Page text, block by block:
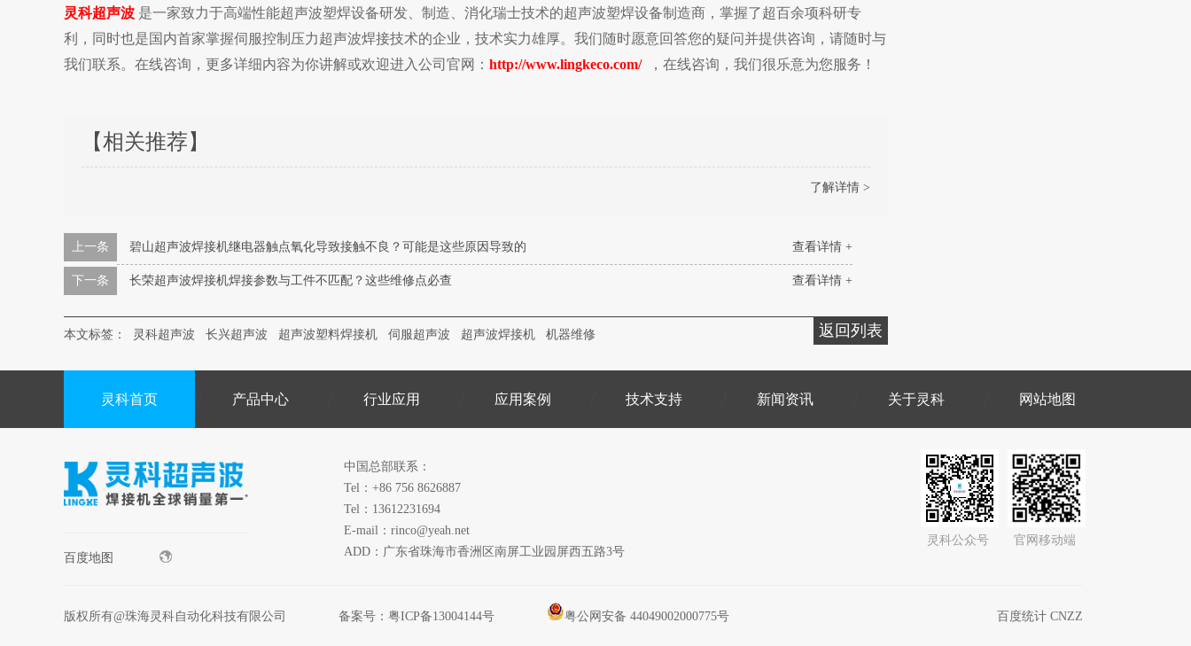
灵科超声波 是一家致力于高端性能超声波塑焊设备研发、制造、消化瑞士技术的超声波塑焊设备制造商，掌握了超百余项科研专
利，同时也是国内首家掌握伺服控制压力超声波焊接技术的企业，技术实力雄厚。我们随时愿意回答您的疑问并提供咨询，请随时与
我们联系。在线咨询，更多详细内容为你讲解或欢迎进入公司官网： http://www.lingkeco.com/ ，在线咨询，我们很乐意为您服务！
【相关推荐】
了解详情 >
查看详情 +
上一条 碧山超声波焊接机继电器触点氧化导致接触不良？可能是这些原因导致的
查看详情 +
下一条 长荣超声波焊接机焊接参数与工件不匹配？这些维修点必查
返回列表
本文标签： 灵科超声波 长兴超声波 超声波塑料焊接机 伺服超声波 超声波焊接机 机器维修
灵科首页 产品中心 行业应用 应用案例 技术支持 新闻资讯 关于灵科 网站地图
百度地图
中国总部联系：
Tel：+86 756 8626887
Tel：13612231694
E-mail：rinco@yeah.net
ADD：广东省珠海市香洲区南屏工业园屏西五路3号
灵科公众号 官网移动端
版权所有@珠海灵科自动化科技有限公司 备案号： 粤ICP备13004144号 百度统计 CNZZ
粤公网安备 44049002000775号